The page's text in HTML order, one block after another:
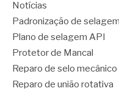
Notícias
Padronização de selagem
Plano de selagem API
Protetor de Mancal
Reparo de selo mecânico
Reparo de união rotativa